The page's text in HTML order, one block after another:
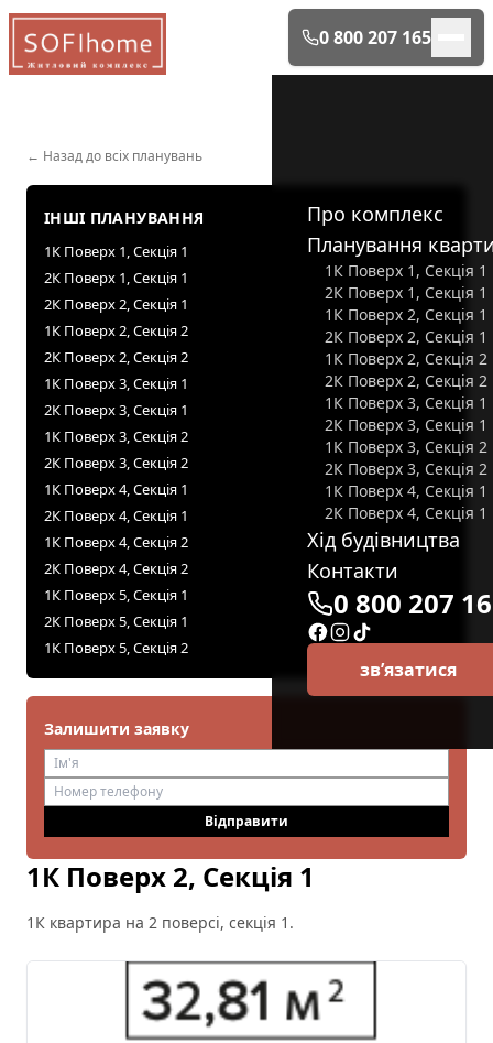
0 800 207 165
Про комплекс
Планування
1К Поверх 1, Секція 1
2К Поверх 1, Секція 1
1К Поверх 2, Секція 1
2К Поверх 2, Секція 1
1К Поверх 2, Секція 2
2К Поверх 2, Секція 2
1К Поверх 3, Секція 1
2К Поверх 3, Секція 1
1К Поверх 3, Секція 2
2К Поверх 3, Секція 2
1К Поверх 4, Секція 1
2К Поверх 4, Секція 1
Хід будівництва
Контакти
0 800 207
зв’язатися
← Назад до всіх планувань
1К Поверх 2, Секція 1
1К квартира на 2 поверсі, секція 1.
ІНШІ ПЛАНУВАННЯ
1К Поверх 1, Секція 1
2К Поверх 1, Секція 1
2К Поверх 2, Секція 1
1К Поверх 2, Секція 2
2К Поверх 2, Секція 2
1К Поверх 3, Секція 1
2К Поверх 3, Секція 1
1К Поверх 3, Секція 2
2К Поверх 3, Секція 2
1К Поверх 4, Секція 1
2К Поверх 4, Секція 1
1К Поверх 4, Секція 2
2К Поверх 4, Секція 2
1К Поверх 5, Секція 1
2К Поверх 5, Секція 1
1К Поверх 5, Секція 2
Залишити заявку
Відправити